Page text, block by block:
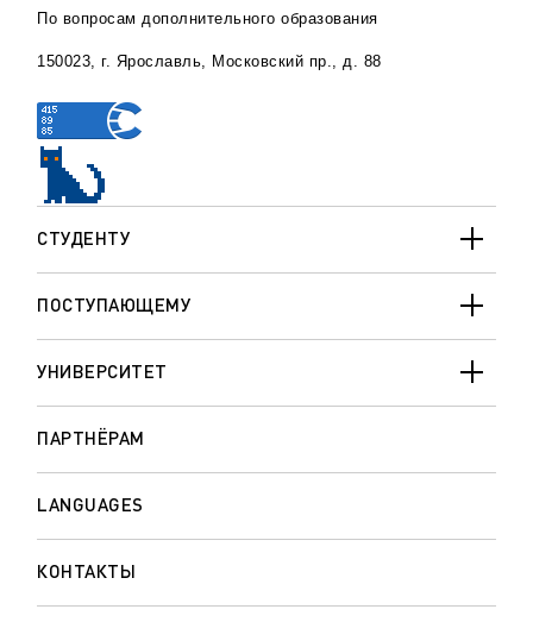
СТУДЕНТУ
ПОСТУПАЮЩЕМУ
УНИВЕРСИТЕТ
ПАРТНЁРАМ
LANGUAGES
КОНТАКТЫ
По вопросам дополнительного образования
150023, г. Ярославль, Московский пр., д. 88